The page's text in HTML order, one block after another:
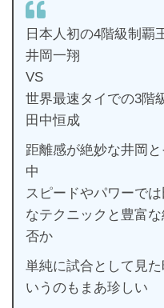
日本人初の4階級制覇
井岡一翔
VS
世界最速タイでの3階
田中恒成
距離感が絶妙な井岡
中
スピードやパワーで
なテクニックと豊富
否か
単純に試合として見
いうのもまあ珍しい